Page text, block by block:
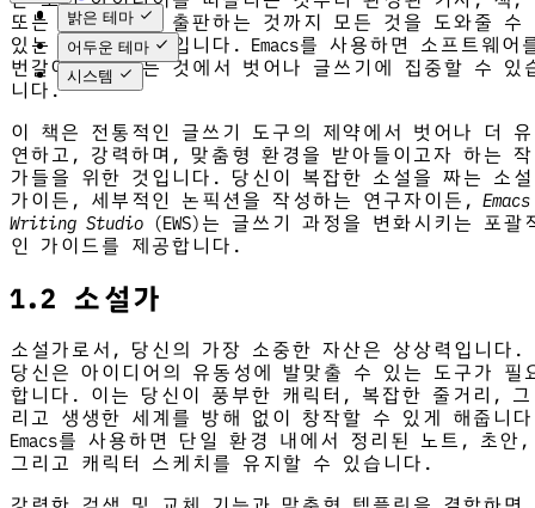
한국어
밝은 테마
어두운 테마
시스템
또는 웹사이트를 출판하는 것까지 모든 것을 도와줄 수
있는 강력한 도구입니다. Emacs를 사용하면 소프트웨어
번갈아 사용하는 것에서 벗어나 글쓰기에 집중할 수 있
니다.
이 책은 전통적인 글쓰기 도구의 제약에서 벗어나 더 유
연하고, 강력하며, 맞춤형 환경을 받아들이고자 하는 작
가들을 위한 것입니다. 당신이 복잡한 소설을 짜는 소설
가이든, 세부적인 논픽션을 작성하는 연구자이든, Emacs
Writing Studio (EWS)는 글쓰기 과정을 변화시키는 포괄
인 가이드를 제공합니다.
1.2 소설가
소설가로서, 당신의 가장 소중한 자산은 상상력입니다.
당신은 아이디어의 유동성에 발맞출 수 있는 도구가 필
합니다. 이는 당신이 풍부한 캐릭터, 복잡한 줄거리, 그
리고 생생한 세계를 방해 없이 창작할 수 있게 해줍니
Emacs를 사용하면 단일 환경 내에서 정리된 노트, 초안,
그리고 캐릭터 스케치를 유지할 수 있습니다.